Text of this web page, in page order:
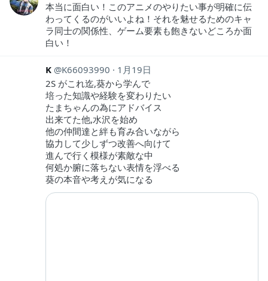
本当に面白い！このアニメのやりたい事が明確に伝
わってくるのがいいよね！それを魅せるためのキャ
ラ同士の関係性、ゲーム要素も飽きないどころか面
白い！
K K66093990
1月19日
2S がこれ迄,葵から学んで
培った知識や経験を変わりたい
たまちゃんの為にアドバイス
出来てた他,水沢を始め
他の仲間達と絆も育み合いながら
協力して少しずつ改善へ向けて
進んで行く模様が素敵な中
何処か腑に落ちない表情を浮べる
葵の本音や考えが気になる